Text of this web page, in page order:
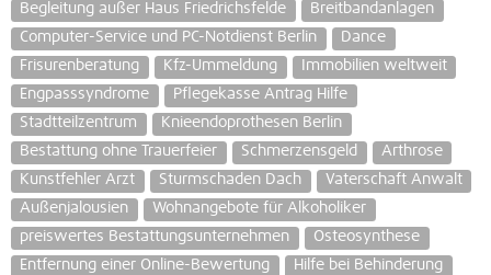
Begleitung außer Haus Friedrichsfelde
Breitbandanlagen
Computer-Service und PC-Notdienst Berlin
Dance
Frisurenberatung
Kfz-Ummeldung
Immobilien weltweit
Engpasssyndrome
Pflegekasse Antrag Hilfe
Stadtteilzentrum
Knieendoprothesen Berlin
Bestattung ohne Trauerfeier
Schmerzensgeld
Arthrose
Kunstfehler Arzt
Sturmschaden Dach
Vaterschaft Anwalt
Außenjalousien
Wohnangebote für Alkoholiker
preiswertes Bestattungsunternehmen
Osteosynthese
Entfernung einer Online-Bewertung
Hilfe bei Behinderung